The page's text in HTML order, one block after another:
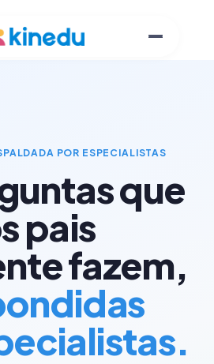
POR ESPECIALISTAS
que
pais
fazem,